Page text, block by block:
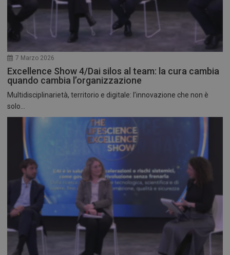
7 Marzo 2026
Excellence Show 4/Dai silos al team: la cura cambia
quando cambia l’organizzazione
Multidisciplinarietà, territorio e digitale: l’innovazione che non è
solo...